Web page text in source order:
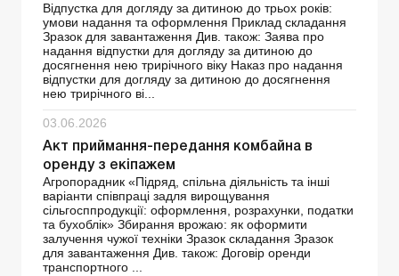
Відпустка для догляду за дитиною до трьох років:
умови надання та оформлення Приклад складання
Зразок для завантаження Див. також: Заява про
надання відпустки для догляду за дитиною до
досягнення нею трирічного віку Наказ про надання
відпустки для догляду за дитиною до досягнення
нею трирічного ві...
03.06.2026
Акт приймання-передання комбайна в
оренду з екіпажем
Агропорадник «Підряд, спільна діяльність та інші
варіанти співпраці задля вирощування
сільгосппродукції: оформлення, розрахунки, податки
та бухоблік» Збирання врожаю: як оформити
залучення чужої техніки Зразок складання Зразок
для завантаження Див. також: Договір оренди
транспортного ...